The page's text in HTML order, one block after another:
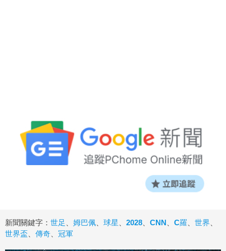
新聞關鍵字： 世足 姆巴佩 球星 2028 CNN C羅 世界
世界盃
傳奇 冠軍